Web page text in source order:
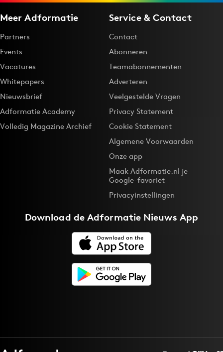
Meer Adformatie
Partners
Events
Vacatures
Whitepapers
Nieuwsbrief
Adformatie Academy
Volledig Magazine Archief
Service & Contact
Contact
Abonneren
Teamabonnementen
Adverteren
Veelgestelde Vragen
Privacy Statement
Cookie Statement
Algemene Voorwaarden
Onze app
Maak Adformatie.nl je
Google-favoriet
Privacyinstellingen
Download deAdformatie Nieuws App